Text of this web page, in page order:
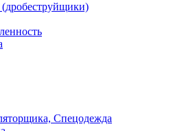
Спецодежда